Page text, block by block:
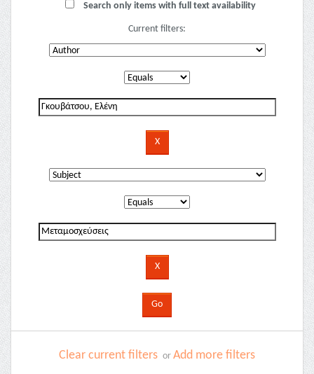
Search only items with full text availability
Current filters:
Clear current filters or Add more filters